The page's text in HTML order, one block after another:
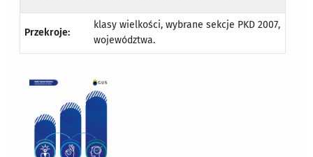
Przekroje:
klasy wielkości, wybrane sekcje PKD 2007,
województwa.